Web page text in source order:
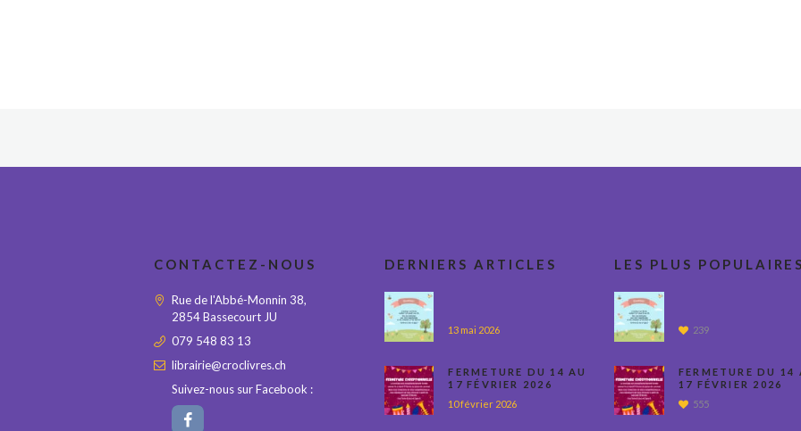
CONTACTEZ-NOUS
Rue de l'Abbé-Monnin 38,
2854 Bassecourt JU
079 548 83 13
librairie@croclivres.ch
Suivez-nous sur Facebook :
DERNIERS ARTICLES
13 mai 2026
FERMETURE DU 14 AU
17 FÉVRIER 2026
10 février 2026
LES PLUS POPULAIRES
239
FERMETURE DU 14
17 FÉVRIER 2026
555